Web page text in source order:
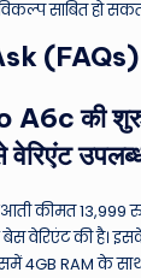
साबित हो
(FAQs)
A6c की
कीमत 13,999
वेरिएंट की है।
4GB RAM के